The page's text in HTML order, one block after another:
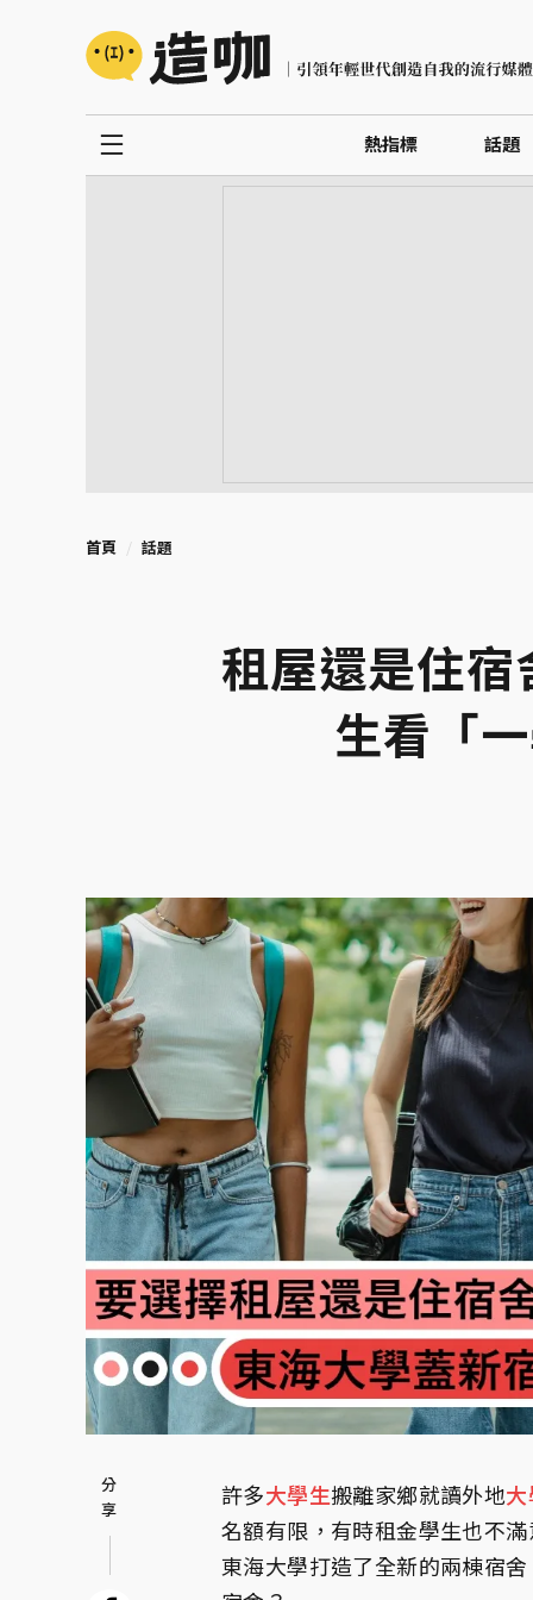
熱指標 話題
首頁 話題
租屋還是住
生看「
許多大學生搬離家鄉就讀外地
名額有限，有時租金學生也不
東海大學打造了全新的兩棟宿